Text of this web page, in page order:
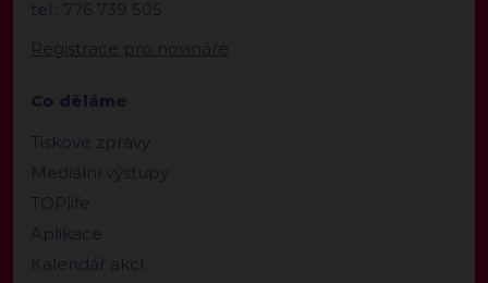
tel.: 776 739 505
Registrace pro novináře
Co děláme
Tiskové zprávy
Mediální výstupy
TOPlife
Aplikace
Kalendář akcí